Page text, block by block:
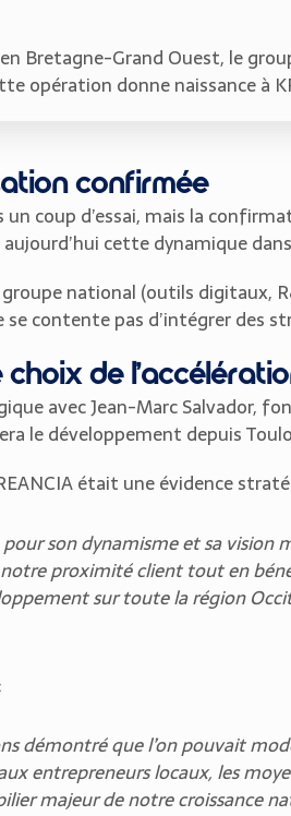
Bretagne-Grand Ouest, le
opération donne naissance à
confirmée
coup d’essai, mais la
aujourd’hui cette dynamique
groupe national (outils digitaux,
se contente pas d’intégrer
de
avec Jean-Marc Salvador,
le développement depuis
était une évidence
pour son dynamisme et sa
proximité client tout en
sur toute la région
:
démontré que l’on pouvait
entrepreneurs locaux, les
majeur de notre croissance